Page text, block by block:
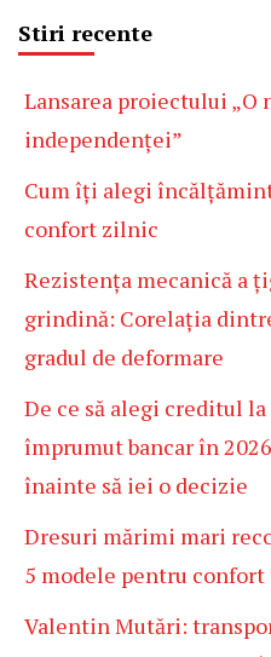
Stiri recente
Lansarea proiectului „O
independenței”
Cum îți alegi
confort zilnic
Rezistența mecanică a
grindină: Corelația
gradul de deformare
De ce să alegi creditul
împrumut bancar în
înainte să iei o decizie
Dresuri mărimi mari
5 modele pentru confort
Valentin Mutări: